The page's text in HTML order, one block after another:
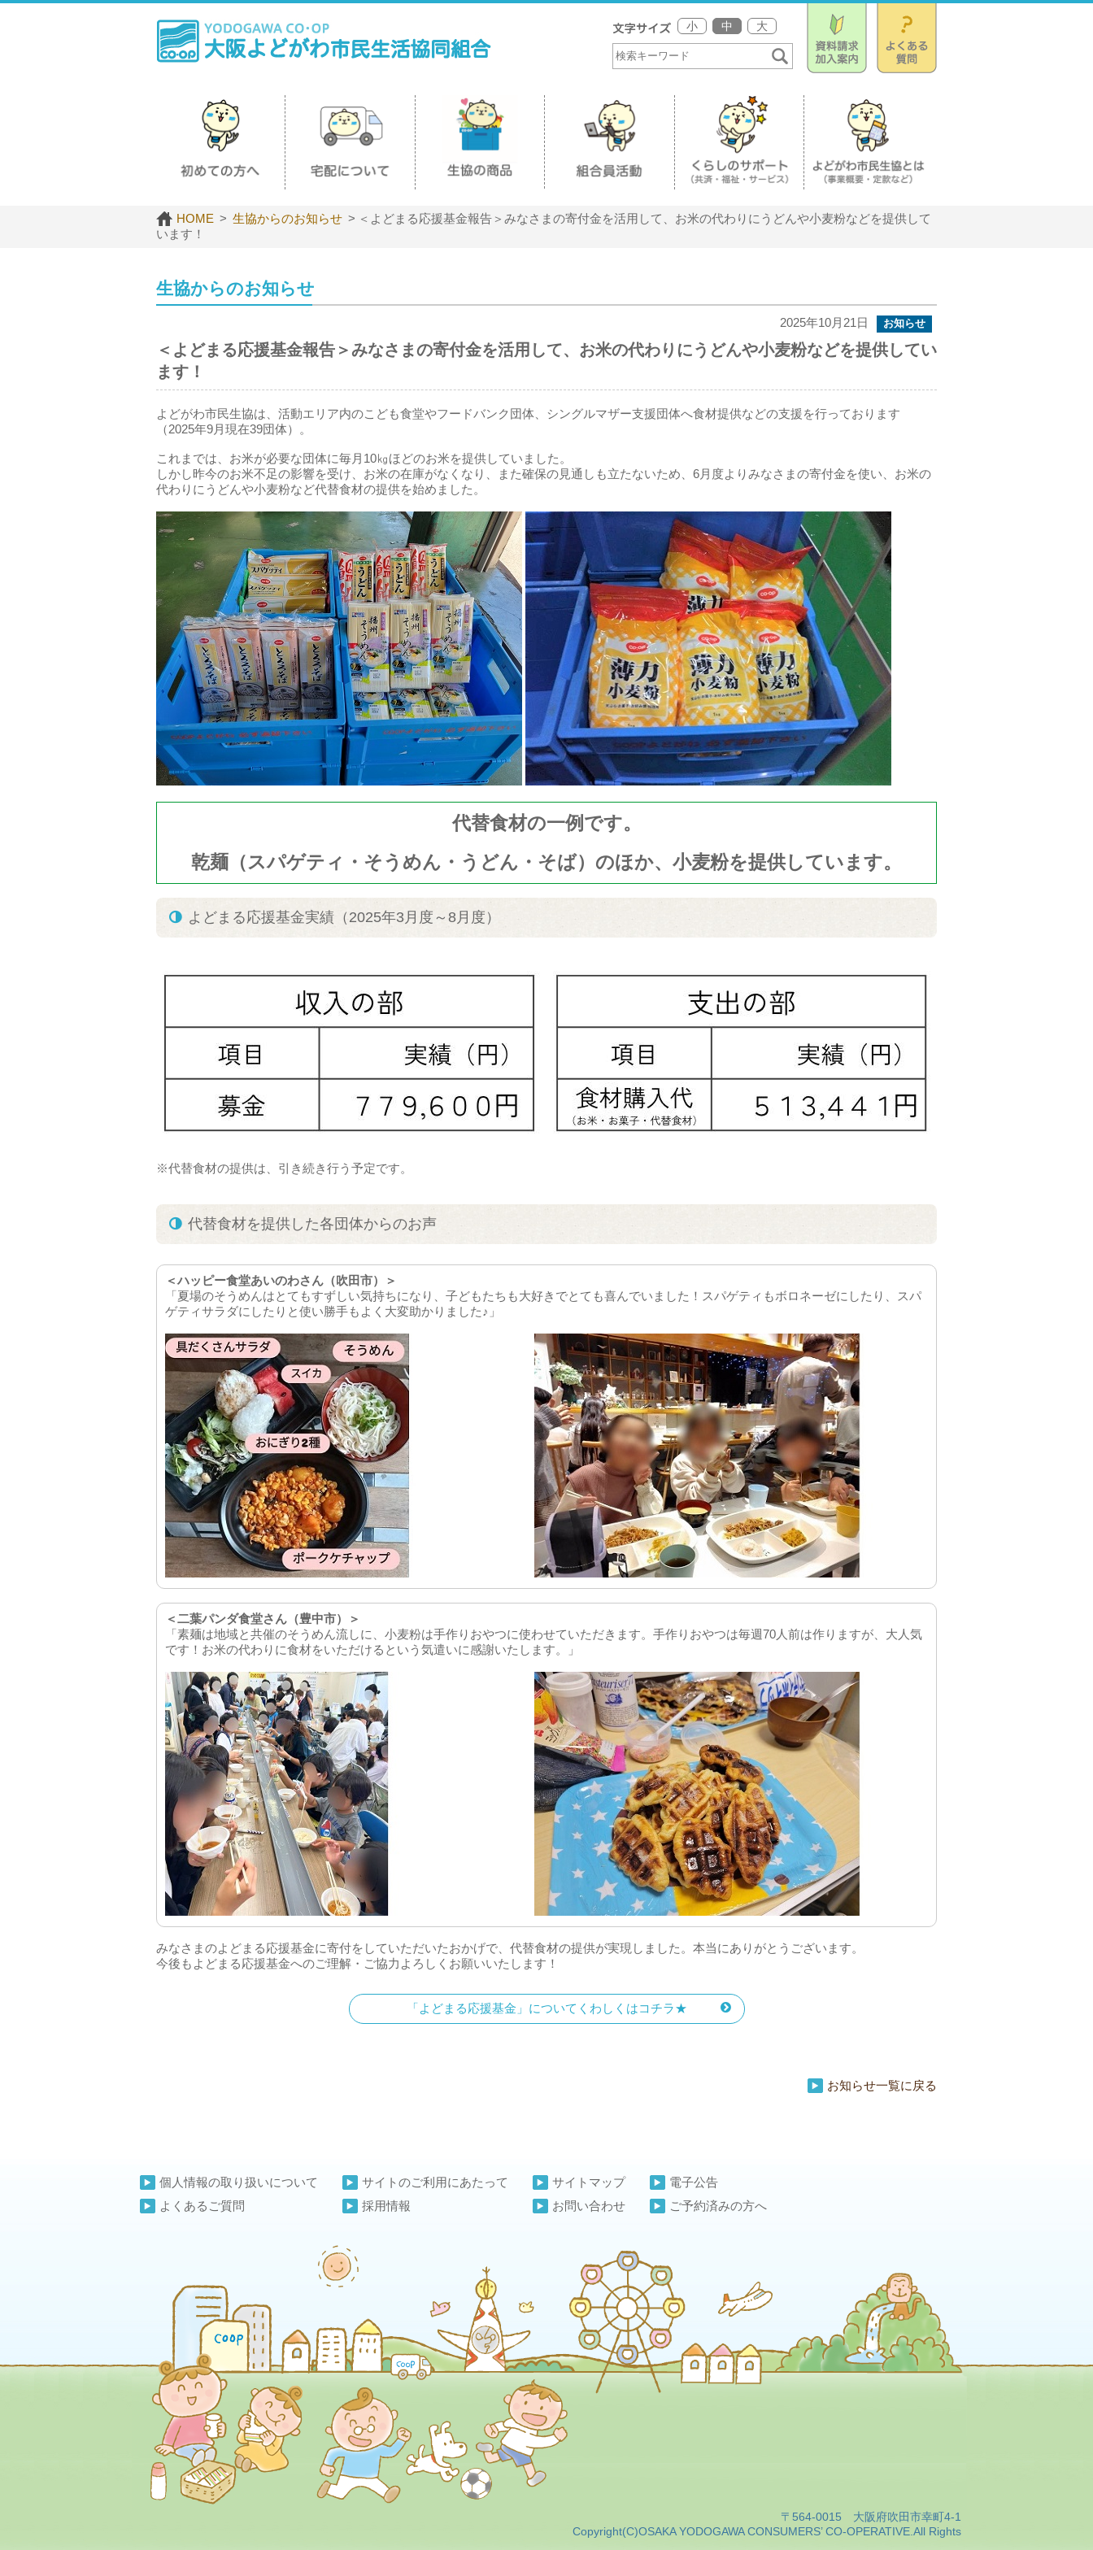
小 中 大
HOME 生協からのお知らせ
＜よどまる応援基金報告＞みなさまの寄付金を活用して、お米の代わりにうどんや小麦粉などを提供して
います！
生協からのお知らせ
2025年10月21日 お知らせ
＜よどまる応援基金報告＞みなさまの寄付金を活用して、お米の代わりにうどんや小麦粉などを提供してい
ます！
よどがわ市民生協は、活動エリア内のこども食堂やフードバンク団体、シングルマザー支援団体へ食材提供などの支援を行っております
（2025年9月現在39団体）。
これまでは、お米が必要な団体に毎月10㎏ほどのお米を提供していました。
しかし昨今のお米不足の影響を受け、お米の在庫がなくなり、また確保の見通しも立たないため、6月度よりみなさまの寄付金を使い、お米の
代わりにうどんや小麦粉など代替食材の提供を始めました。
代替食材の一例です。
乾麺（スパゲティ・そうめん・うどん・そば）のほか、小麦粉を提供しています。
よどまる応援基金実績（2025年3月度～8月度）
※代替食材の提供は、引き続き行う予定です。
代替食材を提供した各団体からのお声
＜ハッピー食堂あいのわさん（吹田市）＞
「夏場のそうめんはとてもすずしい気持ちになり、子どもたちも大好きでとても喜んでいました！スパゲティもボロネーゼにしたり、スパ
ゲティサラダにしたりと使い勝手もよく大変助かりました♪」
＜二葉パンダ食堂さん（豊中市）＞
「素麺は地域と共催のそうめん流しに、小麦粉は手作りおやつに使わせていただきます。手作りおやつは毎週70人前は作りますが、大人気
です！お米の代わりに食材をいただけるという気遣いに感謝いたします。」
みなさまのよどまる応援基金に寄付をしていただいたおかげで、代替食材の提供が実現しました。本当にありがとうございます。
今後もよどまる応援基金へのご理解・ご協力よろしくお願いいたします！
「よどまる応援基金」についてくわしくはコチラ★
お知らせ一覧に戻る
個人情報の取り扱いについて
よくあるご質問
サイトのご利用にあたって
採用情報
サイトマップ
お問い合わせ
電子公告
ご予約済みの方へ
〒564-0015 大阪府吹田市幸町4-1
Copyright(C)OSAKA YODOGAWA CONSUMERS’ CO-OPERATIVE.All Rights